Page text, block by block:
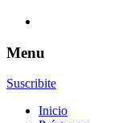
Menu
Suscribite
Inicio